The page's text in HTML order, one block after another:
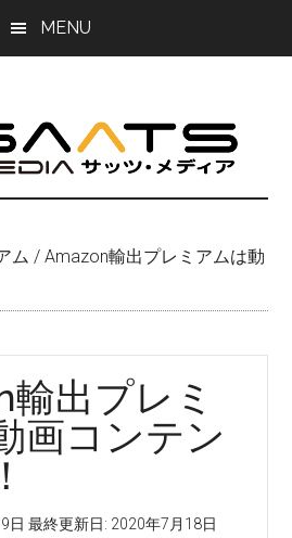
MENU
ム / Amazon輸出プレミアムは動
出プレミ
画コンテン
日 最終更新日: 2020年7月18日